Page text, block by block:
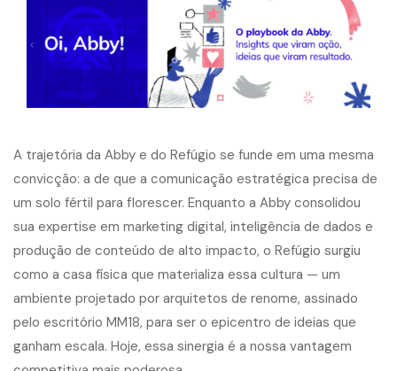
A trajetória da Abby e do Refúgio se funde em uma mesma
convicção: a de que a comunicação estratégica precisa de
um solo fértil para florescer. Enquanto a Abby consolidou
sua expertise em marketing digital, inteligência de dados e
produção de conteúdo de alto impacto, o Refúgio surgiu
como a casa física que materializa essa cultura — um
ambiente projetado por arquitetos de renome, assinado
pelo escritório MM18, para ser o epicentro de ideias que
ganham escala. Hoje, essa sinergia é a nossa vantagem